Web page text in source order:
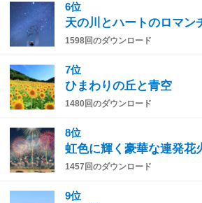
6位
天の川とハートのロマン
1598回のダウンロード
7位
ひまわりの丘と青空
1480回のダウンロード
8位
虹色に輝く豪華な連発花
1457回のダウンロード
9位